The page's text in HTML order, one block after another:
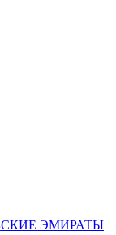
ЭМИРАТЫ